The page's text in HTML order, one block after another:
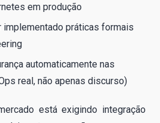
em produção
implementado práticas formais
automaticamente nas
real, não apenas discurso)
está exigindo integração